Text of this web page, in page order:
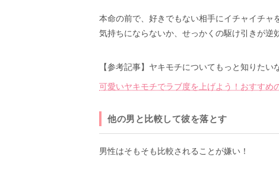
本命の前で、好きでもない相手にイチャイチ
気持ちにならないか、せっかくの駆け引きが
【参考記事】ヤキモチについてもっと知りたい
可愛いヤキモチでラブ度を上げよう！おすすめ
他の男と比較して彼を落とす
男性はそもそも比較されることが嫌い！